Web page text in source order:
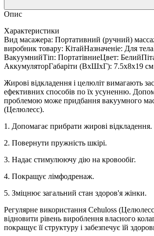
Опис
Характеристики
Вид масажера: Портативний (ручний)
виробник товару: КітайНазначеніе: Для
ВакуумнийТіп: ПортатівниеЦвет:
АккумуляторГабаріти (ВхШхГ): 7.5х8х19
Жирові відкладення і целюліт вимагають
ефективних способів по їх усуненню.
проблемою може придбання вакуумного
(Целюлесс).
1. Допомагає прибрати жирові відкладення.
2. Повернути пружність шкірі.
3. Надає стимулюючу дію на кровообіг.
4. Покращує лімфодренаж.
5. Зміцнює загальний стан здоров'я жінки.
Регулярне використання Cehuloss
відновити рівень вироблення власного
покращує її структуру і забезпечує їй